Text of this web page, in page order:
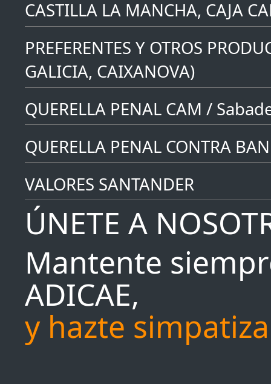
CASTILLA LA MANCHA, CAJA
PREFERENTES Y OTROS
GALICIA, CAIXANOVA)
QUERELLA PENAL CAM /
QUERELLA PENAL CONTRA
VALORES SANTANDER
ÚNETE A
Mantente
ADICAE,
y hazte